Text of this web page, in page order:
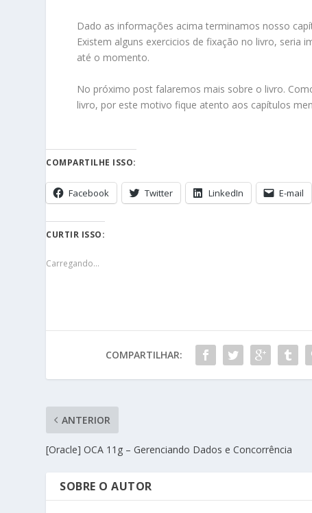
Dado as informações acima terminamos nosso
Existem alguns exercicios de fixação no livro,
até o momento.
No próximo post falaremos mais sobre o livro.
livro, por este motivo fique atento aos capítulos
COMPARTILHE ISSO:
Facebook Twitter LinkedIn E-mail
CURTIR ISSO:
Carregando...
COMPARTILHAR:
ANTERIOR
[Oracle] OCA 11g – Gerenciando Dados e Concorrência
SOBRE O AUTOR